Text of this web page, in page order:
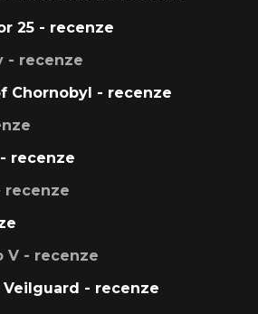
25 - recenze
- recenze
Chornobyl - recenze
recenze
recenze
V - recenze
Veilguard - recenze